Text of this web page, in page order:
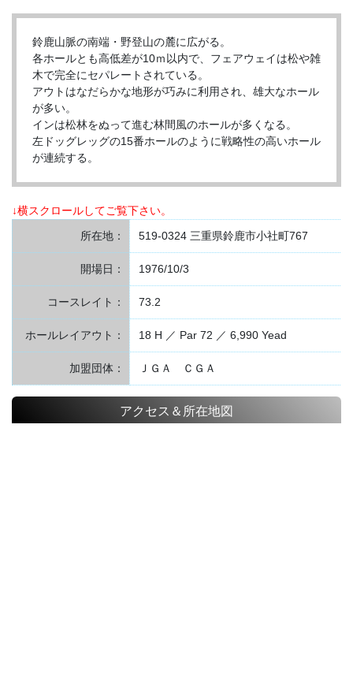
鈴鹿山脈の南端・野登山の麓に広がる。
各ホールとも高低差が10ｍ以内で、フェアウェイは松や雑
木で完全にセパレートされている。
アウトはなだらかな地形が巧みに利用され、雄大なホール
が多い。
インは松林をぬって進む林間風のホールが多くなる。
左ドッグレッグの15番ホールのように戦略性の高いホール
が連続する。
↓横スクロールしてご覧下さい。
所在地：
519-0324 三重県鈴鹿市小社町767
開場日： 1976/10/3
コースレイト： 73.2
ホールレイアウト： 18 H ／ Par 72 ／ 6,990 Yead
加盟団体： ＪＧＡ ＣＧＡ
アクセス＆所在地図